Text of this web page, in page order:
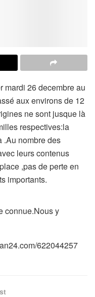
mardi 26 decembre au
aux environs de 12
ne sont jusque là
respectives:la
.Au nombre des
leurs contenus
,pas de perte en
importants.
connue.Nous y
622044257